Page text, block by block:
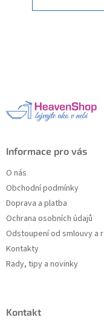
Informace pro vás
O nás
Obchodní podmínky
Doprava a platba
Ochrana osobních údajů
Odstoupení od smlouvy a
Kontakty
Rady, tipy a novinky
Kontakt